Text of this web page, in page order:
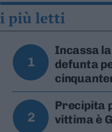
i più letti
1
Incassa
defunta
2
Precipita
vittima è